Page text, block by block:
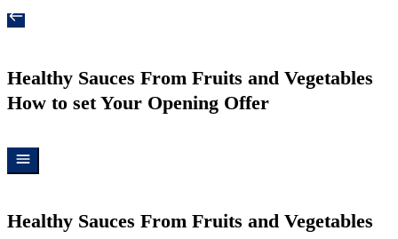
Healthy Sauces From Fruits and Vegetables
How to set Your Opening Offer
Healthy Sauces From Fruits and Vegetables